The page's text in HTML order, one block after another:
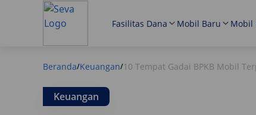
Fasilitas Dana Mobil Baru Mobil
Beranda/Keuangan/10 Tempat Gadai BPKB Mobil
Keuangan